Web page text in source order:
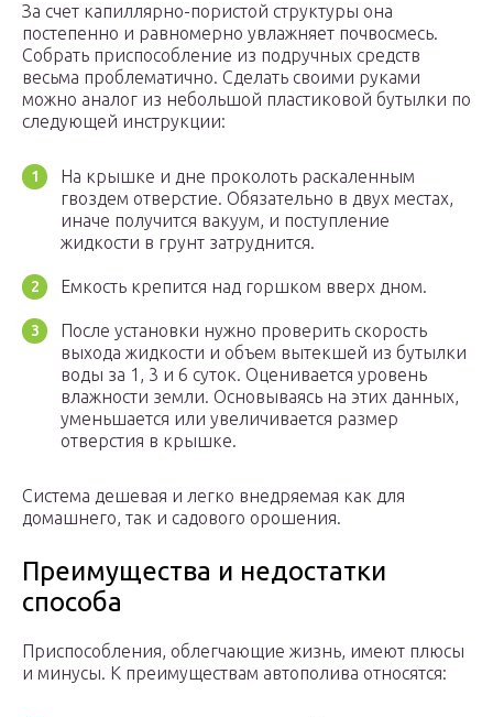
За счет капиллярно-пористой структуры она
постепенно и равномерно увлажняет почвосмесь.
Собрать приспособление из подручных средств
весьма проблематично. Сделать своими руками
можно аналог из небольшой пластиковой бутылки по
следующей инструкции:
На крышке и дне проколоть раскаленным
гвоздем отверстие. Обязательно в двух местах,
иначе получится вакуум, и поступление
жидкости в грунт затруднится.
Емкость крепится над горшком вверх дном.
После установки нужно проверить скорость
выхода жидкости и объем вытекшей из бутылки
воды за 1, 3 и 6 суток. Оценивается уровень
влажности земли. Основываясь на этих данных,
уменьшается или увеличивается размер
отверстия в крышке.
Система дешевая и легко внедряемая как для
домашнего, так и садового орошения.
Преимущества и недостатки
способа
Приспособления, облегчающие жизнь, имеют плюсы
и минусы. К преимуществам автополива относятся: